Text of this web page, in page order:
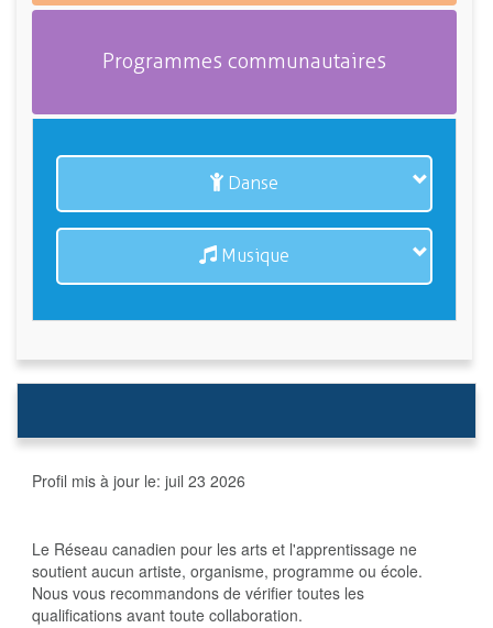
Programmes communautaires
Danse
Musique
Profil mis à jour le: juil 23 2026
Le Réseau canadien pour les arts et l'apprentissage ne
soutient aucun artiste, organisme, programme ou école.
Nous vous recommandons de vérifier toutes les
qualifications avant toute collaboration.